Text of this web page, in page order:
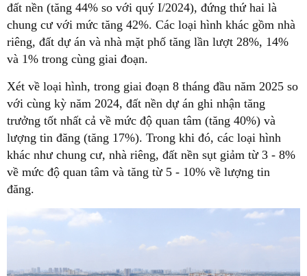
đất nền (tăng 44% so với quý I/2024), đứng thứ hai là
chung cư với mức tăng 42%. Các loại hình khác gồm nhà
riêng, đất dự án và nhà mặt phố tăng lần lượt 28%, 14%
và 1% trong cùng giai đoạn.
Xét về loại hình, trong giai đoạn 8 tháng đầu năm 2025 so
với cùng kỳ năm 2024, đất nền dự án ghi nhận tăng
trưởng tốt nhất cả về mức độ quan tâm (tăng 40%) và
lượng tin đăng (tăng 17%). Trong khi đó, các loại hình
khác như chung cư, nhà riêng, đất nền sụt giảm từ 3 - 8%
về mức độ quan tâm và tăng từ 5 - 10% về lượng tin
đăng.